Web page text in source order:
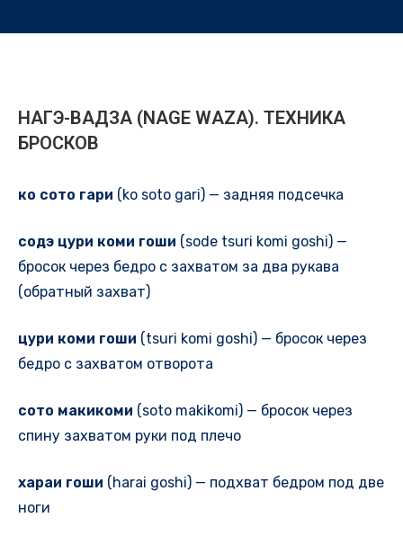
НАГЭ-ВАДЗА (NAGE WAZA). ТЕХНИКА
БРОСКОВ
ко сото гари (ko soto gari) — задняя подсечка
содэ цури коми гоши (sode tsuri komi goshi) —
бросок через бедро с захватом за два рукава
(обратный захват)
цури коми гоши (tsuri komi goshi) — бросок через
бедро с захватом отворота
сото макикоми (soto makikomi) — бросок через
спину захватом руки под плечо
хараи гоши (harai goshi) — подхват бедром под две
ноги